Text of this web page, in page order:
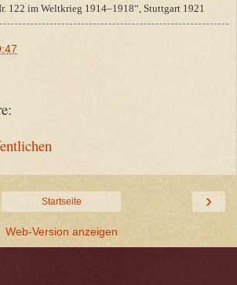
122 im Weltkrieg 1914–1918“, Stuttgart 1921
›
Startseite
Web-Version anzeigen